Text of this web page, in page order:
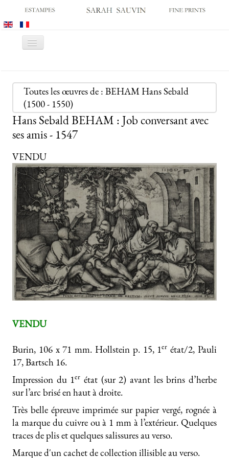
Basculer
GALERIE
SALONS
CATALOGUES
ESTAMPES ANCIENNES
ESTAMPES MODERNES
ARCHIVES
ACHATS DES MUSÉES
CONTACT
Toutes les œuvres de : BEHAM Hans Sebald
(1500 - 1550)
Hans Sebald BEHAM : Job conversant avec
ses amis - 1547
VENDU
VENDU
Burin, 106 x 71 mm. Hollstein p. 15, 1er état/2, Pauli
17, Bartsch 16.
Impression du 1er état (sur 2) avant les brins d’herbe
sur l’arc brisé en haut à droite.
Très belle épreuve imprimée sur papier vergé, rognée à
la marque du cuivre ou à 1 mm à l’extérieur. Quelques
traces de plis et quelques salissures au verso.
Marque d'un cachet de collection illisible au verso.